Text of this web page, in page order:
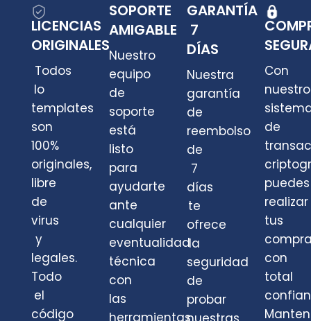
LICENCIAS
ORIGINALES
Todos
lo
templates
son
100%
originales,
libre
de
virus
y
legales.
Todo
el
código
SOPORTE
AMIGABLE
Nuestro
equipo
de
soporte
está
listo
para
ayudarte
ante
cualquier
eventualidad
técnica
con
las
herramientas
GARANTÍA
7
DÍAS
Nuestra
garantía
de
reembolso
de
7
días
te
ofrece
la
seguridad
de
probar
Con
nuestro
de
puedes
realizar
tus
con
total